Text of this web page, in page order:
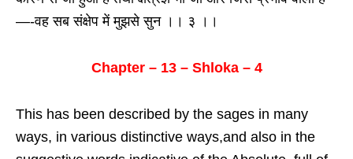
—-वह सब संक्षेप में मुझसे सुन ।। ३ ।।
Chapter – 13 – Shloka – 4
This has been described by the sages in many
ways, in various distinctive ways,and also in the